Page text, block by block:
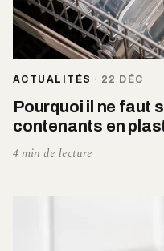
ACTUALITÉS · 22 DÉC
Pourquoi il ne faut
contenants en
4 min de lecture